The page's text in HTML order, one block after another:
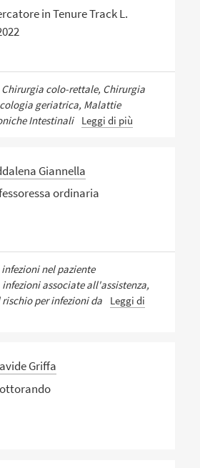
in Tenure Track L.
Chirurgia colo-rettale, Chirurgia
geriatrica, Malattie
Intestinali
Leggi di più
Giannella
ordinaria
infezioni nel paziente
associate all'assistenza,
per infezioni da
Leggi di
Griffa